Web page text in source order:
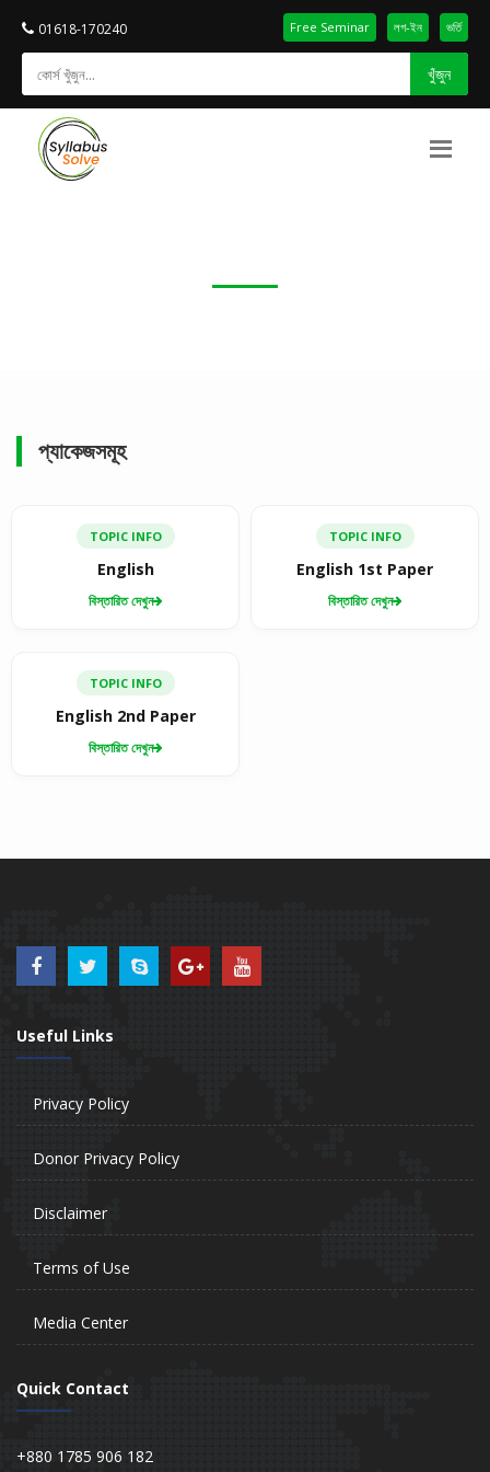
01618-170240
খুঁজুন
Free Seminar লগ-ইন ভর্তি
প্যাকেজসমূহ
TOPIC INFO
English
বিস্তারিত দেখুন
TOPIC INFO
English 1st Paper
বিস্তারিত দেখুন
TOPIC INFO
English 2nd Paper
বিস্তারিত দেখুন
Useful Links
Privacy Policy
Donor Privacy Policy
Disclaimer
Terms of Use
Media Center
Quick Contact
+880 1785 906 182